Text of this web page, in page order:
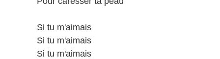
Si tu m'aimais
Si tu m'aimais
Si tu m'aimais